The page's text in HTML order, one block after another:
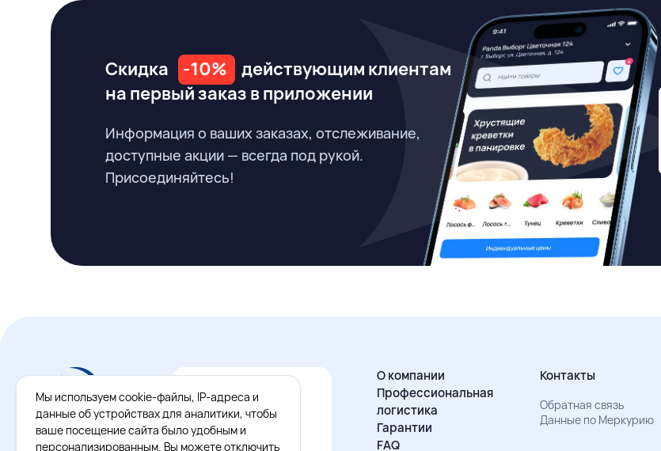
Скидка -10%
действующим клиентам
на первый заказ в приложении
Информация о ваших заказах, отслеживание,
доступные акции — всегда под рукой.
Присоединяйтесь!
О компании
Профессиональная
логистика
Гарантии
FAQ
Контакты
Обратная связь
Данные по Меркурию
Мы используем cookie-файлы, IP-адреса и
данные об устройствах для аналитики, чтобы
ваше посещение сайта было удобным и
персонализированным. Вы можете отключить